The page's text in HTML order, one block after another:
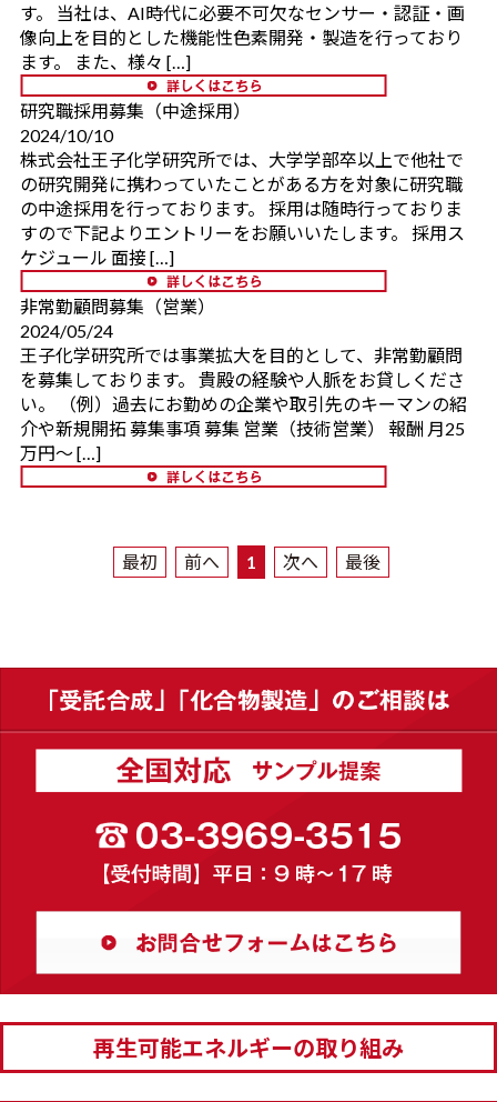
す。 当社は、AI時代に必要不可欠なセンサー・認証・画
像向上を目的とした機能性色素開発・製造を行っており
ます。 また、様々 […]
研究職採用募集（中途採用）
2024/10/10
株式会社王子化学研究所では、大学学部卒以上で他社で
の研究開発に携わっていたことがある方を対象に研究職
の中途採用を行っております。 採用は随時行っておりま
すので下記よりエントリーをお願いいたします。 採用ス
ケジュール 面接 […]
非常勤顧問募集（営業）
2024/05/24
王子化学研究所では事業拡大を目的として、非常勤顧問
を募集しております。 貴殿の経験や人脈をお貸しくださ
い。 （例）過去にお勤めの企業や取引先のキーマンの紹
介や新規開拓 募集事項 募集 営業（技術営業） 報酬 月25
万円～ […]
最初 前へ 1 次へ 最後
再生可能エネルギーの取り組み